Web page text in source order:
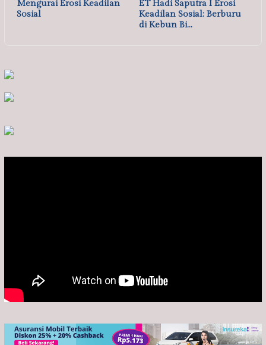
Mengurai Erosi Keadilan
Sosial
ET Hadi Saputra I Erosi
Keadilan Sosial: Berburu
di Kebun Bi…